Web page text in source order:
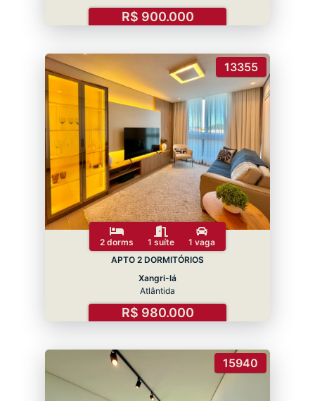
R$ 900.000
13355
2 dorms 1 suíte
1 vaga
APTO 2 DORMITÓRIOS
Xangri-lá
Atlântida
R$ 980.000
15940